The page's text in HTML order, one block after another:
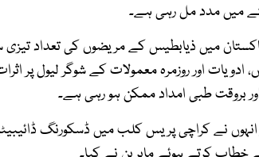
میں مدد مل رہی ہے۔
میں ذیابطیس کے مریضوں کی تعداد
ادویات اور روزمرہ معمولات کے شوگر لیول
اور بروقت طبی امداد ممکن ہو رہی ہے۔
انہوں نے کراچی پریس کلب میں ڈسکورنگ